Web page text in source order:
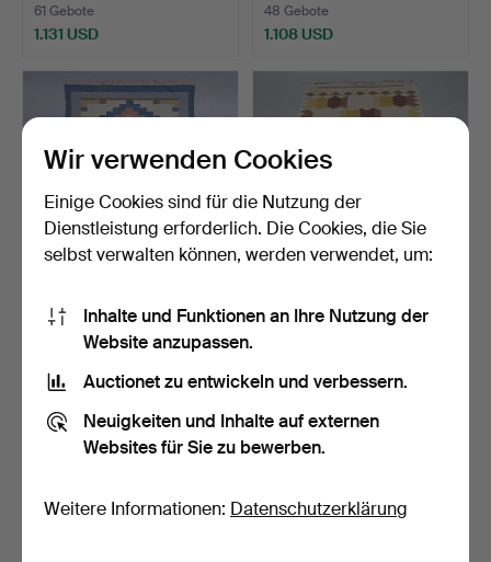
61 Gebote
1.131 USD
48 Gebote
1.108 USD
ROLLBODENTEPPICH,
signiert VB, 242 x 168 c…
Beendet 20. Dez 2019
14 Gebote
ANNA-GRETA SJÖQVIST.
Teppich, Spannbettlak…
20 Gebote
Wir verwenden Cookies
Einige Cookies sind für die Nutzung der
Dienstleistung erforderlich. Die Cookies, die Sie
selbst verwalten können, werden verwendet, um:
Inhalte und Funktionen an Ihre Nutzung der
Website anzupassen.
Auctionet zu entwickeln und verbessern.
Neuigkeiten und Inhalte auf externen
Websites für Sie zu bewerben.
Weitere Informationen: Datenschutzerklärung